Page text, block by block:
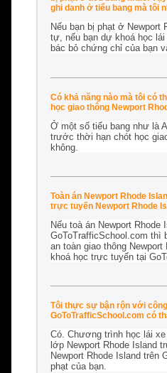
ghi danh ở tiểu bang mà tôi
Nếu bạn bị phạt ở Newport
tự, nếu bạn dự khoá học
bác bỏ chứng chỉ của bạn
Có khả năng nào mà tôi có
học giao thông Newport
Ở một số tiểu bang như là
trước thời hạn chót học
không.
Toàn án Newport Rhode
trực tuyến Newport Rhode
Nếu toà án Newport
GoToTrafficSchool.com thì
an toàn giao thông
khoá học trực tuyến tại
Tôi thực sự bận rộn với
GoToTrafficSchool.com có
Có. Chương trình học lái
lớp Newport Rhode Island
Newport Rhode Island trên
phạt của bạn.